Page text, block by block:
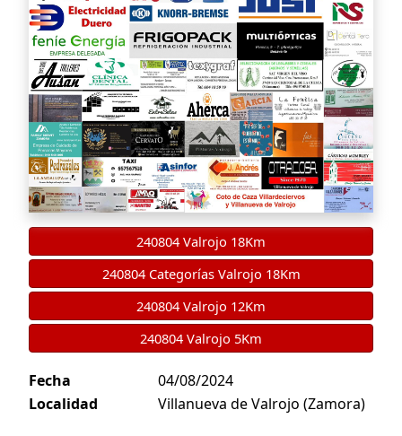
240804 Valrojo 18Km
240804 Categorías Valrojo 18Km
240804 Valrojo 12Km
240804 Valrojo 5Km
Fecha
04/08/2024
Localidad
Villanueva de Valrojo (Zamora)